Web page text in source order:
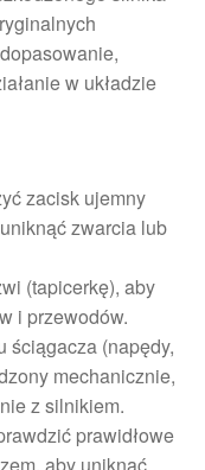
w układzie
zacisk ujemny
zwarcia lub
(tapicerkę), aby
i przewodów.
ściągacza (napędy,
mechanicznie,
z silnikiem.
prawidłowe